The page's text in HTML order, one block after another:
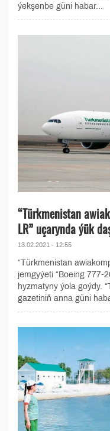
ýekşenbe güni habar...
“Türkmenistan
LR” uçarynda ýük
13.02.2021 - 12:55
“Türkmenistan
jemgyýeti “Boeing 777-
hyzmatyny ýola goýdy.
gazetiniň anna güni